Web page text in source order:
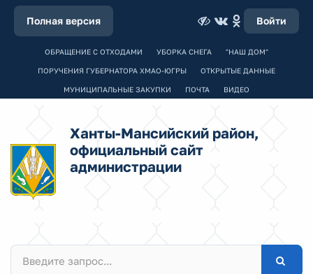
Полная версия Войти
ОБРАЩЕНИЕ С ОТХОДАМИ УБОРКА СНЕГА "НАШ ДОМ"
ПОРУЧЕНИЯ ГУБЕРНАТОРА ХМАО-ЮГРЫ ОТКРЫТЫЕ ДАННЫЕ
МУНИЦИПАЛЬНЫЕ ЗАКУПКИ ПОЧТА ВИДЕО
Ханты-Мансийский район,
официальный сайт
администрации